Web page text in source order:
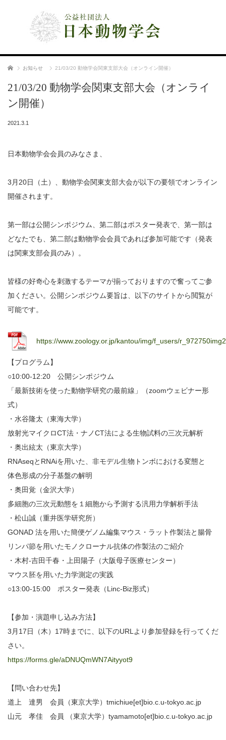
ホーム お知らせ 21/03/20 動物学会関東支部大会（オンライン開催）
21/03/20 動物学会関東支部大会（オンライ
ン開催）
2021.3.1
日本動物学会会員のみなさま、
3月20日（土）、動物学会関東支部大会が以下の要領でオンライン
開催されます。
第一部は公開シンポジウム、第二部はポスター発表で、第一部は
どなたでも、第二部は動物学会会員であれば参加可能です（発表
は関東支部会員のみ）。
皆様の好奇心を刺激するテーマが揃っておりますので奮ってご参
加ください。公開シンポジウム要旨は、以下のサイトから閲覧が
可能です。
https://www.zoology.or.jp/kantou/img/f_users/
【プログラム】
○10:00-12:20 公開シンポジウム
「最新技術を使った動物学研究の最前線」（zoomウェビナー形
式）
・水谷隆太（東海大学）
放射光マイクロCT法・ナノCT法による生物試料の三次元解析
・奥出絃太（東京大学）
RNAseqとRNAiを用いた、非モデル生物トンボにおける変態と
体色形成の分子基盤の解明
・奥田覚（金沢大学）
多細胞の三次元動態を１細胞から予測する汎用力学解析手法
・松山誠（重井医学研究所）
GONAD 法を用いた簡便ゲノム編集マウス・ラット作製法と腸骨
リンパ節を用いたモノクローナル抗体の作製法のご紹介
・木村-吉田千春・上田陽子（大阪母子医療センター）
マウス胚を用いた力学測定の実践
○13:00-15:00 ポスター発表（Linc-Biz形式）
【参加・演題申し込み方法】
3月17日（木）17時までに、以下のURLより参加登録を行ってくだ
さい。
https://forms.gle/aDNUQmWN7Aityyot9
【問い合わせ先】
道上 達男 会員（東京大学）tmichiue[et]bio.c.u-tokyo.ac.jp
山元 孝佳 会員 （東京大学）tyamamoto[et]bio.c.u-tokyo.ac.jp